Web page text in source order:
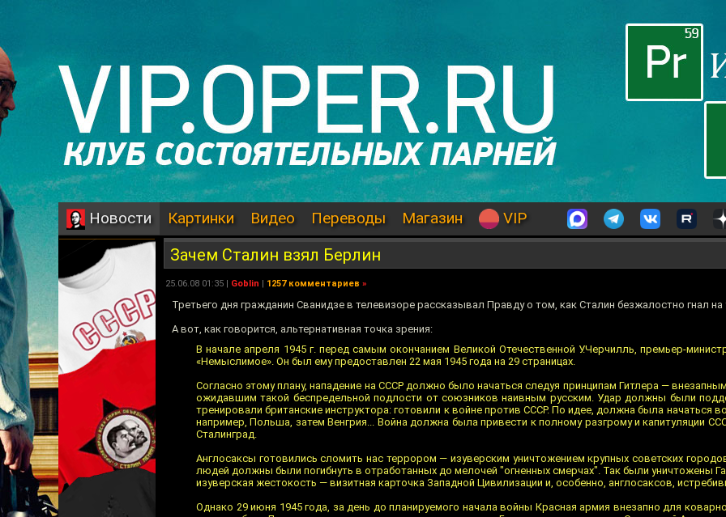
Новости Картинки Видео Переводы Магазин VIP
Зачем Сталин взял Берлин
25.06.08 01:35 | Goblin | 1257 комментариев »
Третьего дня гражданин Сванидзе в телевизоре рассказывал Правду о том, как Сталин безжалостно гнал на
А вот, как говорится, альтернативная точка зрения:
В начале апреля 1945 г. перед самым окончанием Великой Отечественной У.Черчилль, премьер-
«Немыслимое». Он был ему предоставлен 22 мая 1945 года на 29 страницах.
Согласно этому плану, нападение на СССР должно было начаться следуя принципам Гитлера —
ожидавшим такой беспредельной подлости от союзников наивным русским. Удар должны были
тренировали британские инструктора: готовили к войне против СССР. По идее, должна была
например, Польша, затем Венгрия... Война должна была привести к полному разгрому и капитуляции
Сталинград.
Англосаксы готовились сломить нас террором — изуверским уничтожением крупных советских
людей должны были погибнуть в отработанных до мелочей "огненных смерчах". Так были уничтожены
изуверская жестокость — визитная карточка Западной Цивилизации и, особенно, англосаксов,
Однако 29 июня 1945 года, за день до планируемого начала войны Красная армия внезапно для